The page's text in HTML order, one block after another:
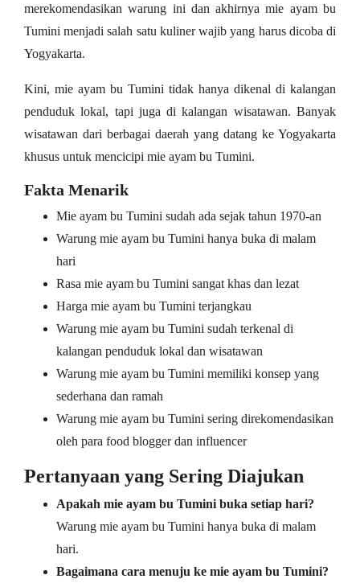
merekomendasikan warung ini dan akhirnya mie ayam bu
Tumini menjadi salah satu kuliner wajib yang harus dicoba di
Yogyakarta.
Kini, mie ayam bu Tumini tidak hanya dikenal di kalangan
penduduk lokal, tapi juga di kalangan wisatawan. Banyak
wisatawan dari berbagai daerah yang datang ke Yogyakarta
khusus untuk mencicipi mie ayam bu Tumini.
Fakta Menarik
Mie ayam bu Tumini sudah ada sejak tahun 1970-an
Warung mie ayam bu Tumini hanya buka di malam
hari
Rasa mie ayam bu Tumini sangat khas dan lezat
Harga mie ayam bu Tumini terjangkau
Warung mie ayam bu Tumini sudah terkenal di
kalangan penduduk lokal dan wisatawan
Warung mie ayam bu Tumini memiliki konsep yang
sederhana dan ramah
Warung mie ayam bu Tumini sering direkomendasikan
oleh para food blogger dan influencer
Pertanyaan yang Sering Diajukan
Apakah mie ayam bu Tumini buka setiap hari?
Warung mie ayam bu Tumini hanya buka di malam
hari.
Bagaimana cara menuju ke mie ayam bu Tumini?